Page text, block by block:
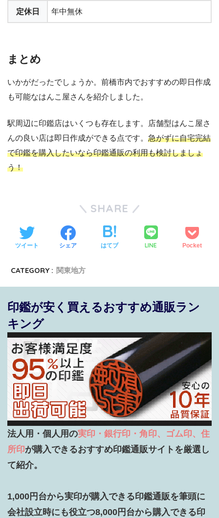
定休日 年中無休
まとめ
いかがだったでしょうか。前橋市内でおすすめの即日作成
も可能なはんこ屋さんを紹介しました。
駅周辺に印鑑店はいくつも存在します。店舗型はんこ屋さ
んの良い店は即日作成ができる点です。 急がずに自宅完結
で印鑑を購入したいなら印鑑通販の利用も検討しましょ
う！
SHARE
ツイート シェア はてブ LINE Pocket
CATEGORY : 関東地方
印鑑が安く買えるおすすめ通販ラン
キング
法人用・個人用の実印・銀行印・角印、ゴム印、住
所印が購入できるおすすめ印鑑通販サイトを厳選し
て紹介。
1,000円台から実印が購入できる印鑑通販を筆頭に
会社設立時にも役立つ8,000円台から購入できる印